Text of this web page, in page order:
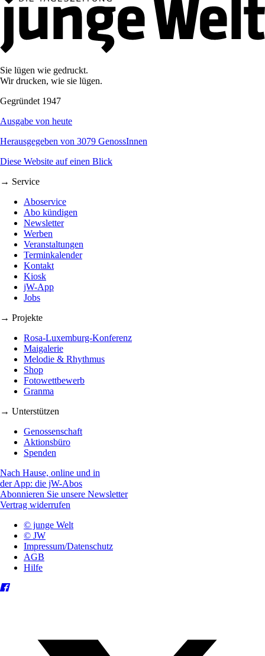
Sie lügen wie gedruckt.
Wir drucken, wie sie lügen.
Gegründet 1947
Ausgabe von heute
Herausgegeben von 3079 GenossInnen
Diese Website auf einen Blick
→ Service
Aboservice
Abo kündigen
Newsletter
Werben
Veranstaltungen
Terminkalender
Kontakt
Kiosk
jW-App
Jobs
→ Projekte
Rosa-Luxemburg-Konferenz
Maigalerie
Melodie & Rhythmus
Shop
Fotowettbewerb
Granma
→ Unterstützen
Genossenschaft
Aktionsbüro
Spenden
Nach Hause, online und in
der App: die jW-Abos
Abonnieren Sie unsere Newsletter
Vertrag widerrufen
© junge Welt
© JW
Impressum/Datenschutz
AGB
Hilfe